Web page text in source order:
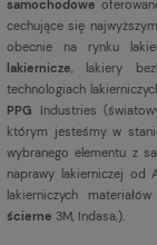
samochodowe
cechujące się
obecnie na rynku
lakiernicze, lakiery
technologiach
PPG Industries
którym jesteśmy w
wybranego elementu z
naprawy lakierniczej od
lakierniczych
ścierne 3M, Indasa,).